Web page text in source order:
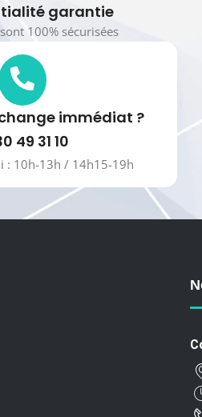
garantie
100% sécurisées
immédiat ?
49 31 10
: 10h-13h / 14h15-19h